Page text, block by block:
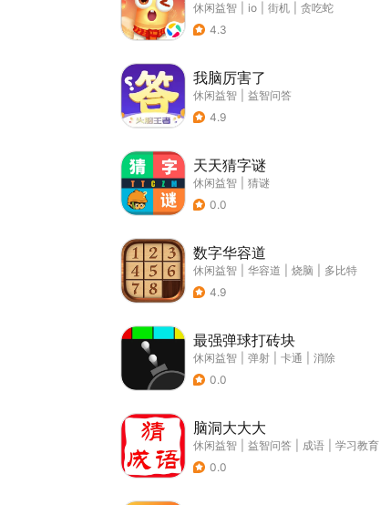
休闲益智 io 街机
贪吃蛇
4.3
我脑厉害了
休闲益智
益智问答
4.9
天天猜字谜
休闲益智
猜谜
0.0
数字华容道
休闲益智 华容道 烧脑
多比特
4.9
最强弹球打砖块
休闲益智 弹射 卡通
消除
0.0
脑洞大大大
休闲益智 益智问答 成语
学习教育
0.0